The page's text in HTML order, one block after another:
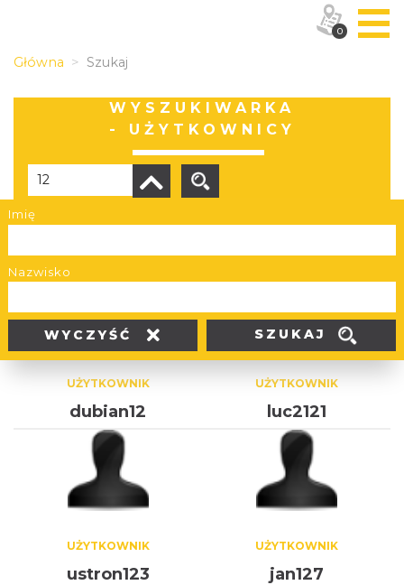
Główna Szukaj
WYSZUKIWARKA
- UŻYTKOWNICY
Imię
Nazwisko
WYCZYŚĆ SZUKAJ
UŻYTKOWNIK
dubian12
UŻYTKOWNIK
luc2121
UŻYTKOWNIK
ustron123
UŻYTKOWNIK
jan127
0